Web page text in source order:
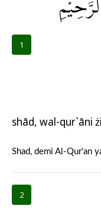
1
shād, wal-qur`āni
Shad, demi Al-Qur'an
2